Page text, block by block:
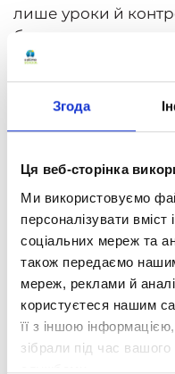
Згода
Ця веб-сторінка
Ми використовуємо
персоналізувати вміст
соціальних мереж та
також передаємо
мереж, реклами й
користуєтеся нашим
її з іншою
зібрали під час вашого
службами.
лише уроки й
безмежних
розвиватись у всіх
Важливо, щоб
на тягар для вашої
якісної освіти.
У нашій школі
навчання й хобі,
увагу. Багато
неймовірних
мистецтві саме
розвиток. Вони
комфортно, і в тому
подолати.